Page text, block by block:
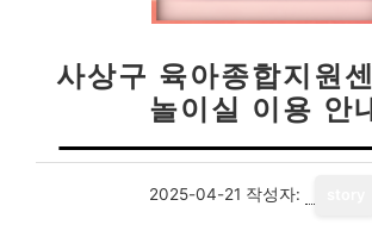
사상구 육아종합지원
놀이실 이용 안
2025-04-21 작성자: